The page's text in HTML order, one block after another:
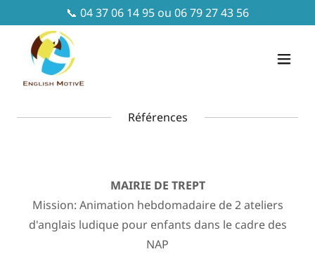
📞 04 37 06 14 95 ou 06 79 27 43 56
Références
MAIRIE DE TREPT
Mission: Animation hebdomadaire de 2 ateliers
d'anglais ludique pour enfants dans le cadre des
NAP